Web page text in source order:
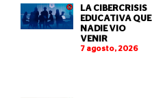
LA CIBERCRISIS
EDUCATIVA QUE
NADIE VIO
VENIR
7 agosto, 2026